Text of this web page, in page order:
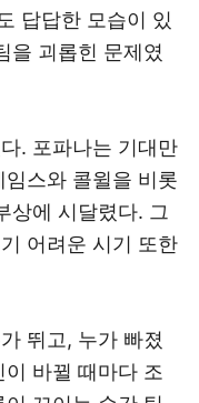
답답한 모습이 있
을 괴롭힌 문제였
. 포파나는 기대만
스와 콜윌을 비롯
상에 시달렸다. 그
어려운 시기 또한
뛰고, 누가 빠졌
바뀔 때마다 조